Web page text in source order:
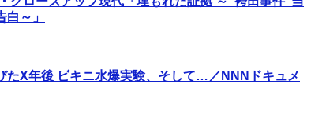
白～」
たX年後 ビキニ水爆実験、そして…／NNNドキュメ